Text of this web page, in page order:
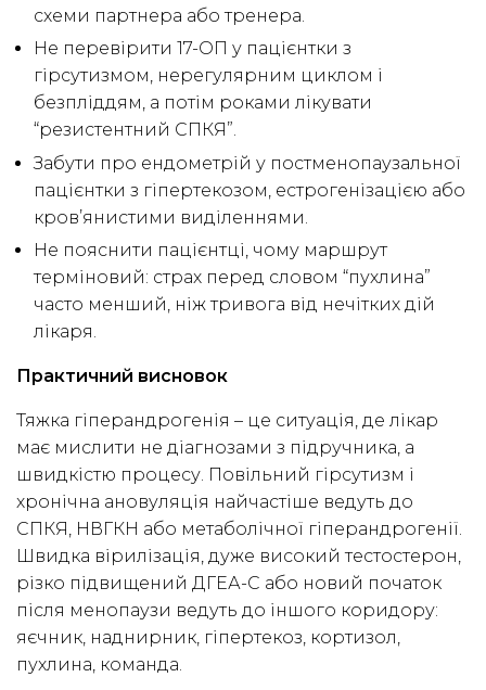
схеми партнера або тренера.
Не перевірити 17-ОП у пацієнтки з
гірсутизмом, нерегулярним циклом і
безпліддям, а потім роками лікувати
“резистентний СПКЯ”.
Забути про ендометрій у постменопаузальної
пацієнтки з гіпертекозом, естрогенізацією або
кров’янистими виділеннями.
Не пояснити пацієнтці, чому маршрут
терміновий: страх перед словом “пухлина”
часто менший, ніж тривога від нечітких дій
лікаря.
Практичний висновок
Тяжка гіперандрогенія – це ситуація, де лікар
має мислити не діагнозами з підручника, а
швидкістю процесу. Повільний гірсутизм і
хронічна ановуляція найчастіше ведуть до
СПКЯ, НВГКН або метаболічної гіперандрогенії.
Швидка вірилізація, дуже високий тестостерон,
різко підвищений ДГЕА-С або новий початок
після менопаузи ведуть до іншого коридору:
яєчник, наднирник, гіпертекоз, кортизол,
пухлина, команда.